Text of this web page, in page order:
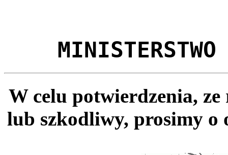
MINISTERSTWO
W celu potwierdzenia,
lub szkodliwy, prosimy o